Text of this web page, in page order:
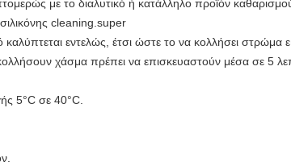
με το διαλυτικό ή κατάλληλο προϊόν
cleaning.super
εντελώς, έτσι ώστε το να κολλήσει στρώμα
χάσμα πρέπει να επισκευαστούν μέσα σε 5
5°C σε 40°C.